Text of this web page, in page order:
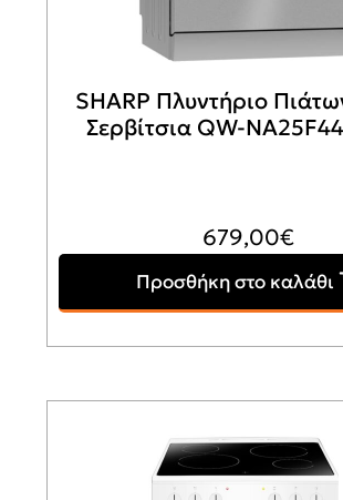
SHARP Πλυντήριο
Σερβίτσια QW-
679,00€
Προσθήκη στο καλάθι